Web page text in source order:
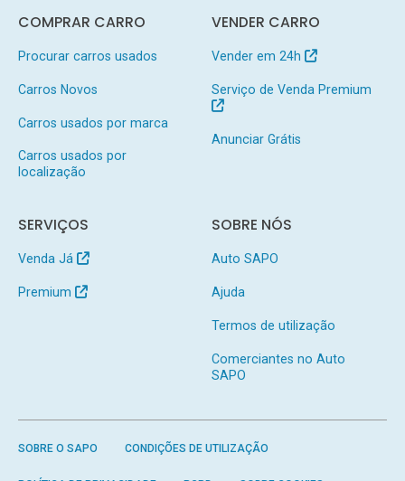
COMPRAR CARRO
Procurar carros usados
Carros Novos
Carros usados por marca
Carros usados por
localização
VENDER CARRO
Vender em 24h
Serviço de Venda Premium
Anunciar Grátis
SERVIÇOS
Venda Já
Premium
SOBRE NÓS
Auto SAPO
Ajuda
Termos de utilização
Comerciantes no Auto
SAPO
SOBRE O SAPO CONDIÇÕES DE UTILIZAÇÃO